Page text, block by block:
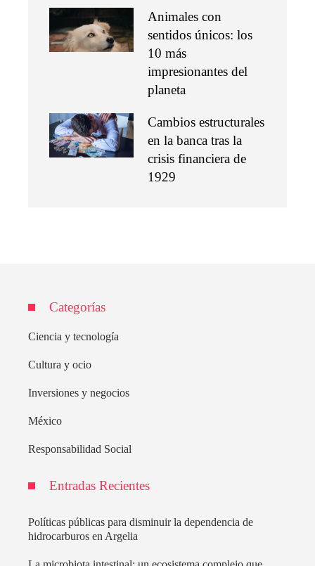
Animales con
sentidos únicos: los
10 más
impresionantes del
planeta
Cambios estructurales
en la banca tras la
crisis financiera de
1929
Categorías
Ciencia y tecnología
Cultura y ocio
Inversiones y negocios
México
Responsabilidad Social
Entradas Recientes
Políticas públicas para disminuir la dependencia de
hidrocarburos en Argelia